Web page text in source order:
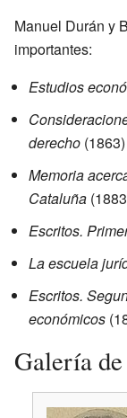
Manuel Durán y
importantes:
Estudios
derecho (1863)
Memoria
Cataluña
Escritos.
La escuela
Escritos.
económicos
Galería